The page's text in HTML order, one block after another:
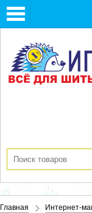
Toggle
navigation
Главная Интернет-